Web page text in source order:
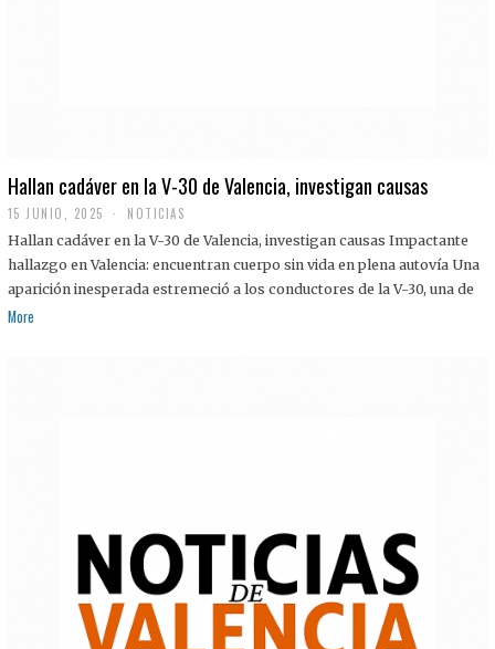
Hallan cadáver en la V-30 de Valencia, investigan causas
15 JUNIO, 2025 NOTICIAS
Hallan cadáver en la V-30 de Valencia, investigan causas Impactante
hallazgo en Valencia: encuentran cuerpo sin vida en plena autovía Una
aparición inesperada estremeció a los conductores de la V-30, una de
More